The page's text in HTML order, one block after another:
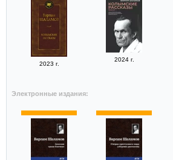
2023 г.
2024 г.
Электронные издания: